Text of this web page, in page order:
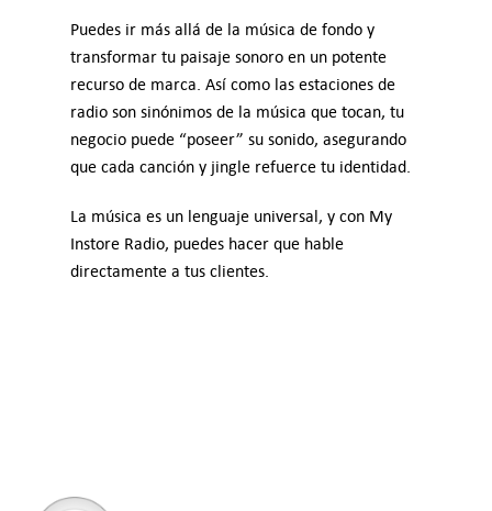
Puedes ir más allá de la música de fondo y
transformar tu paisaje sonoro en un potente
recurso de marca. Así como las estaciones de
radio son sinónimos de la música que tocan, tu
negocio puede “poseer” su sonido, asegurando
que cada canción y jingle refuerce tu identidad.
La música es un lenguaje universal, y con My
Instore Radio, puedes hacer que hable
directamente a tus clientes.